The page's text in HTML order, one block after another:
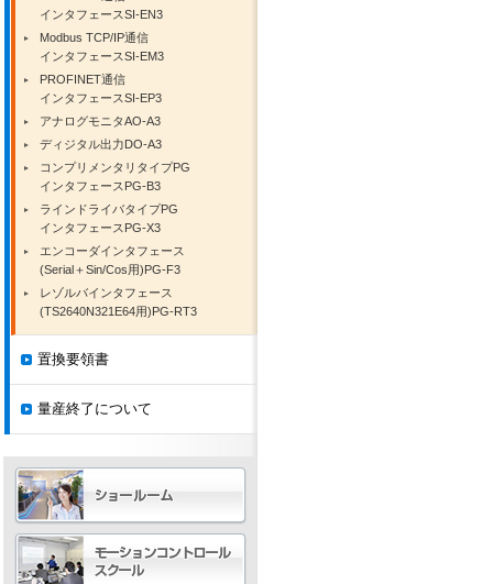
インタフェースSI-EN3
Modbus TCP/IP通信
インタフェースSI-EM3
PROFINET通信
インタフェースSI-EP3
アナログモニタAO-A3
ディジタル出力DO-A3
コンプリメンタリタイプPG
インタフェースPG-B3
ラインドライバタイプPG
インタフェースPG-X3
エンコーダインタフェース
(Serial＋Sin/Cos用)PG-F3
レゾルバインタフェース
(TS2640N321E64用)PG-RT3
置換要領書
量産終了について